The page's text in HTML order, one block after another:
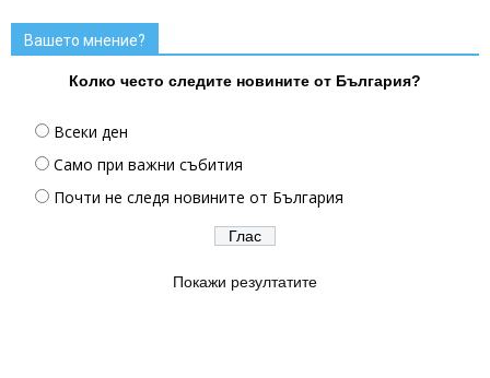
Вашето мнение?
Колко често следите новините от България?
Всеки ден
Само при важни събития
Почти не следя новините от България
Покажи резултатите